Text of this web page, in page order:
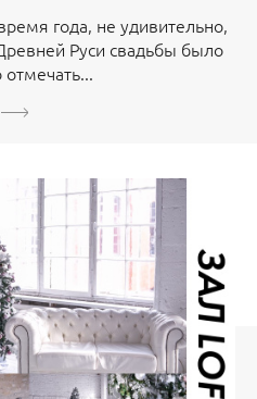
года, не удивительно,
Руси свадьбы было
отмечать...